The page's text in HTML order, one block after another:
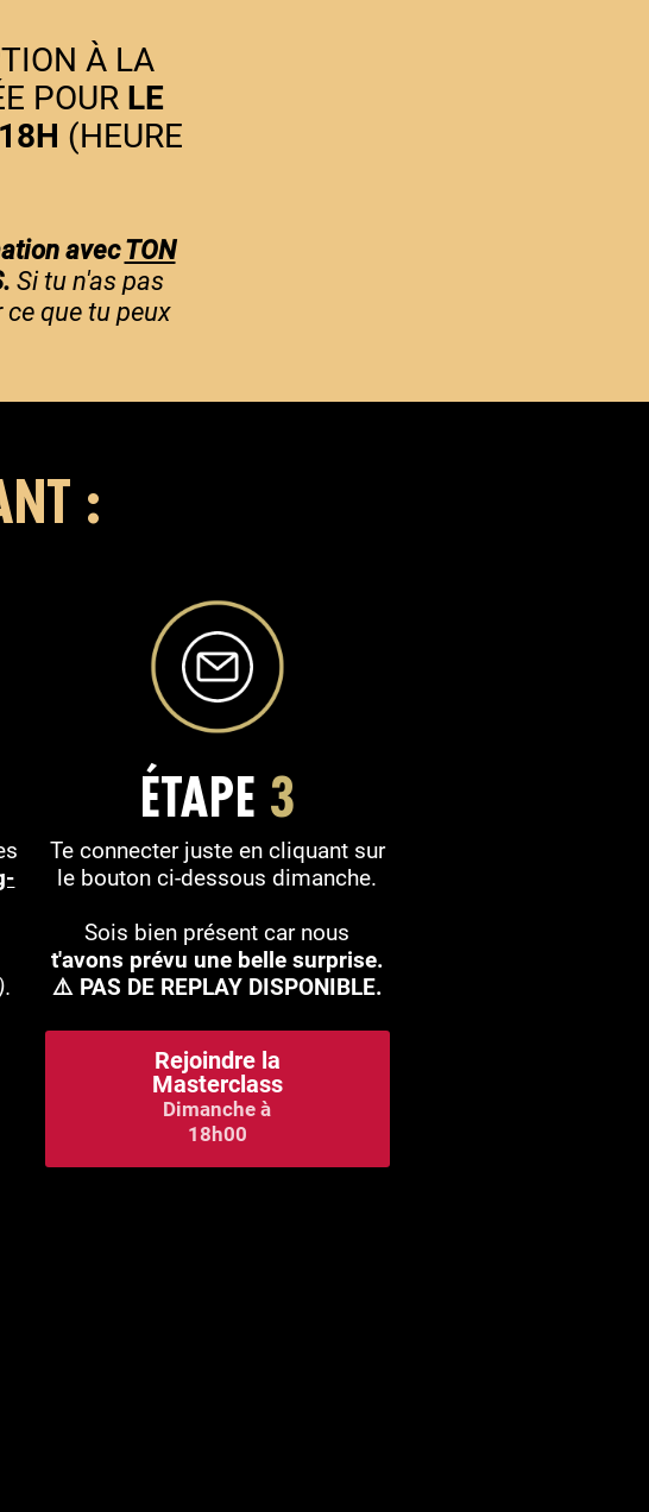
À LA
POUR LE
(HEURE
avecTON
Si tu n'as pas
ce que tu peux
:
ÉTAPE 3
Te connecter juste en cliquant sur
le bouton ci-dessous dimanche.
Sois bien présent car nous
t'avons prévu une belle surprise.
⚠️ PAS DE REPLAY DISPONIBLE.
Rejoindre la
Masterclass
Dimanche à
18h00